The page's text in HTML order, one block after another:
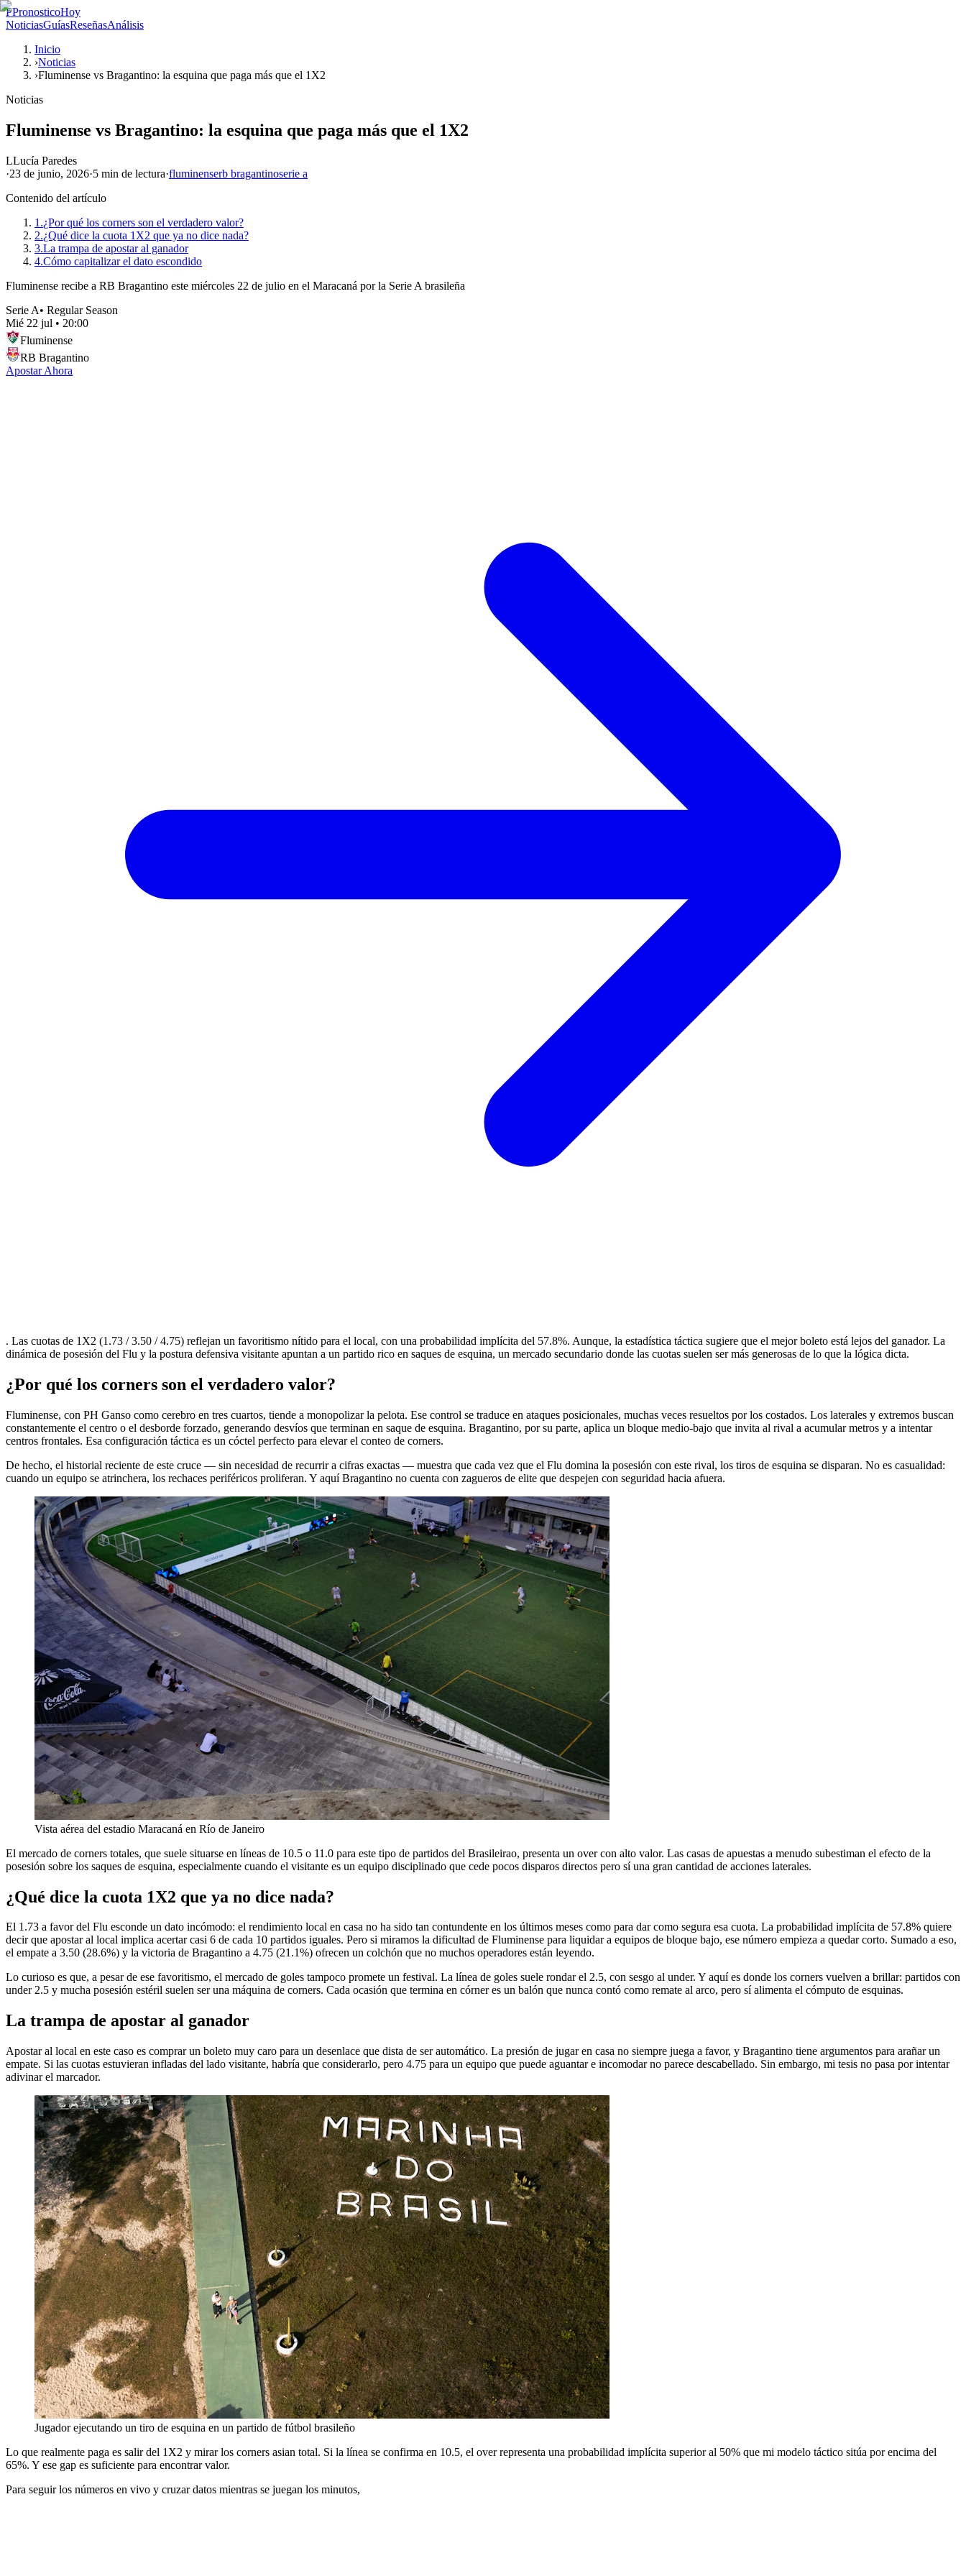
PPronosticoHoy
NoticiasGuíasReseñasAnálisis
Inicio
›Noticias
›Fluminense vs Bragantino: la esquina que paga más que el 1X2
Noticias
Fluminense vs Bragantino: la esquina que paga más que el 1X2
LLucía Paredes
·23 de junio, 2026·5 min de lectura·fluminenserb bragantinoserie a
Contenido del artículo
1.¿Por qué los corners son el verdadero valor?
2.¿Qué dice la cuota 1X2 que ya no dice nada?
3.La trampa de apostar al ganador
4.Cómo capitalizar el dato escondido
Fluminense recibe a RB Bragantino este miércoles 22 de julio en el Maracaná por la Serie A brasileña
Serie A• Regular Season
Mié 22 jul • 20:00
Fluminense
RB Bragantino
Apostar Ahora
. Las cuotas de 1X2 (1.73 / 3.50 / 4.75) reflejan un favoritismo nítido para el local, con una probabilidad implícita del 57.8%. Aunque, la estadística táctica sugiere que el mejor boleto está lejos del ganador. La
dinámica de posesión del Flu y la postura defensiva visitante apuntan a un partido rico en saques de esquina, un mercado secundario donde las cuotas suelen ser más generosas de lo que la lógica dicta.
¿Por qué los corners son el verdadero valor?
Fluminense, con PH Ganso como cerebro en tres cuartos, tiende a monopolizar la pelota. Ese control se traduce en ataques posicionales, muchas veces resueltos por los costados. Los laterales y extremos buscan
constantemente el centro o el desborde forzado, generando desvíos que terminan en saque de esquina. Bragantino, por su parte, aplica un bloque medio-bajo que invita al rival a acumular metros y a intentar
centros frontales. Esa configuración táctica es un cóctel perfecto para elevar el conteo de corners.
De hecho, el historial reciente de este cruce — sin necesidad de recurrir a cifras exactas — muestra que cada vez que el Flu domina la posesión con este rival, los tiros de esquina se disparan. No es casualidad:
cuando un equipo se atrinchera, los rechaces periféricos proliferan. Y aquí Bragantino no cuenta con zagueros de elite que despejen con seguridad hacia afuera.
Vista aérea del estadio Maracaná en Río de Janeiro
El mercado de corners totales, que suele situarse en líneas de 10.5 o 11.0 para este tipo de partidos del Brasileirao, presenta un over con alto valor. Las casas de apuestas a menudo subestiman el efecto de la
posesión sobre los saques de esquina, especialmente cuando el visitante es un equipo disciplinado que cede pocos disparos directos pero sí una gran cantidad de acciones laterales.
¿Qué dice la cuota 1X2 que ya no dice nada?
El 1.73 a favor del Flu esconde un dato incómodo: el rendimiento local en casa no ha sido tan contundente en los últimos meses como para dar como segura esa cuota. La probabilidad implícita de 57.8% quiere
decir que apostar al local implica acertar casi 6 de cada 10 partidos iguales. Pero si miramos la dificultad de Fluminense para liquidar a equipos de bloque bajo, ese número empieza a quedar corto. Sumado a eso,
el empate a 3.50 (28.6%) y la victoria de Bragantino a 4.75 (21.1%) ofrecen un colchón que no muchos operadores están leyendo.
Lo curioso es que, a pesar de ese favoritismo, el mercado de goles tampoco promete un festival. La línea de goles suele rondar el 2.5, con sesgo al under. Y aquí es donde los corners vuelven a brillar: partidos con
under 2.5 y mucha posesión estéril suelen ser una máquina de corners. Cada ocasión que termina en córner es un balón que nunca contó como remate al arco, pero sí alimenta el cómputo de esquinas.
La trampa de apostar al ganador
Apostar al local en este caso es comprar un boleto muy caro para un desenlace que dista de ser automático. La presión de jugar en casa no siempre juega a favor, y Bragantino tiene argumentos para arañar un
empate. Si las cuotas estuvieran infladas del lado visitante, habría que considerarlo, pero 4.75 para un equipo que puede aguantar e incomodar no parece descabellado. Sin embargo, mi tesis no pasa por intentar
adivinar el marcador.
Jugador ejecutando un tiro de esquina en un partido de fútbol brasileño
Lo que realmente paga es salir del 1X2 y mirar los corners asian total. Si la línea se confirma en 10.5, el over representa una probabilidad implícita superior al 50% que mi modelo táctico sitúa por encima del
65%. Y ese gap es suficiente para encontrar valor.
Para seguir los números en vivo y cruzar datos mientras se juegan los minutos,